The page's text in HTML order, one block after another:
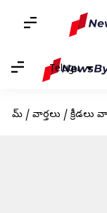
Telugu
హోమ్ / వార్తలు / క్రీడలు